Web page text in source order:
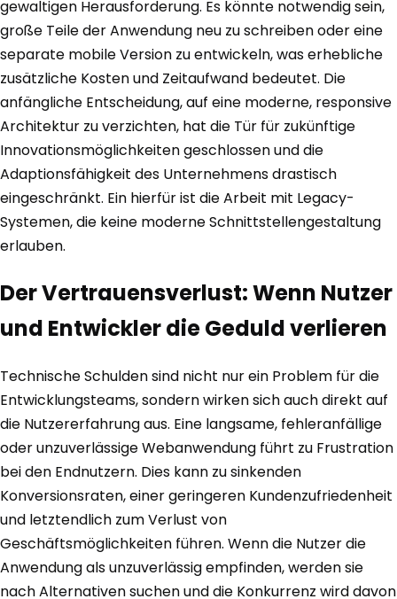
gewaltigen Herausforderung. Es könnte notwendig sein,
große Teile der Anwendung neu zu schreiben oder eine
separate mobile Version zu entwickeln, was erhebliche
zusätzliche Kosten und Zeitaufwand bedeutet. Die
anfängliche Entscheidung, auf eine moderne, responsive
Architektur zu verzichten, hat die Tür für zukünftige
Innovationsmöglichkeiten geschlossen und die
Adaptionsfähigkeit des Unternehmens drastisch
eingeschränkt. Ein hierfür ist die Arbeit mit Legacy-
Systemen, die keine moderne Schnittstellengestaltung
erlauben.
Der Vertrauensverlust: Wenn Nutzer
und Entwickler die Geduld verlieren
Technische Schulden sind nicht nur ein Problem für die
Entwicklungsteams, sondern wirken sich auch direkt auf
die Nutzererfahrung aus. Eine langsame, fehleranfällige
oder unzuverlässige Webanwendung führt zu Frustration
bei den Endnutzern. Dies kann zu sinkenden
Konversionsraten, einer geringeren Kundenzufriedenheit
und letztendlich zum Verlust von
Geschäftsmöglichkeiten führen. Wenn die Nutzer die
Anwendung als unzuverlässig empfinden, werden sie
nach Alternativen suchen und die Konkurrenz wird davon